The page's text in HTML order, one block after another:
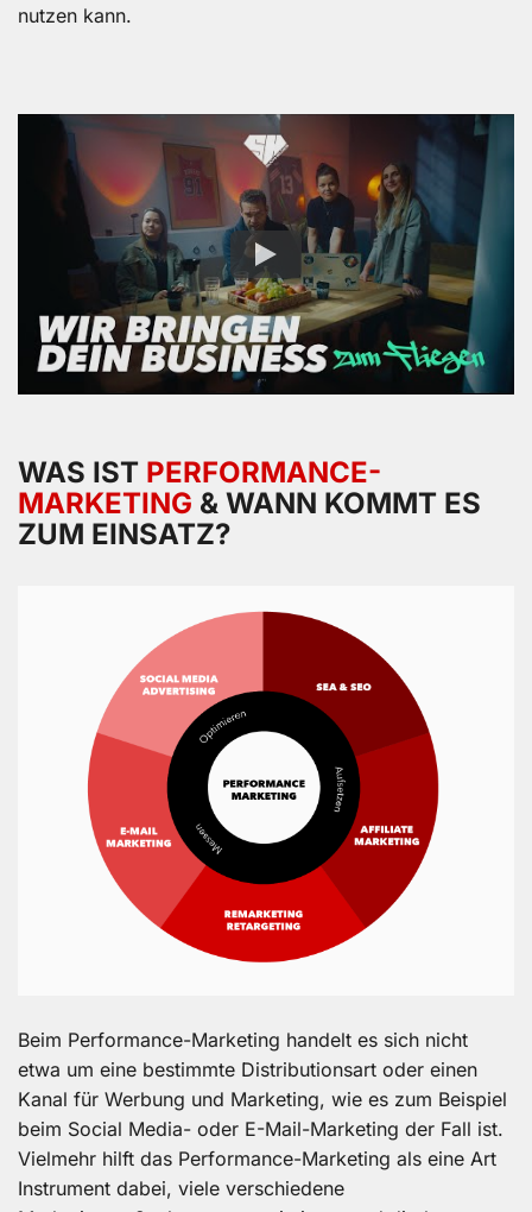
nutzen kann.
WAS IST PERFORMANCE-
MARKETING & WANN KOMMT ES
ZUM EINSATZ?
Beim Performance-Marketing handelt es sich nicht
etwa um eine bestimmte Distributionsart oder einen
Kanal für Werbung und Marketing, wie es zum Beispiel
beim Social Media- oder E-Mail-Marketing der Fall ist.
Vielmehr hilft das Performance-Marketing als eine Art
Instrument dabei, viele verschiedene